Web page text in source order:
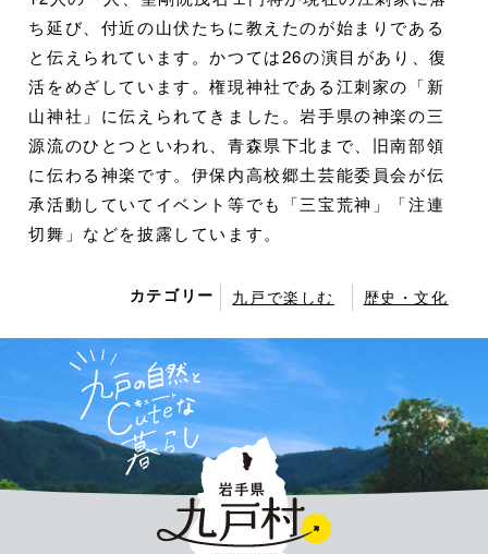
ち延び、付近の山伏たちに教えたのが始まりである
と伝えられています。かつては26の演目があり、復
活をめざしています。権現神社である江刺家の「新
山神社」に伝えられてきました。岩手県の神楽の三
源流のひとつといわれ、青森県下北まで、旧南部領
に伝わる神楽です。伊保内高校郷土芸能委員会が伝
承活動していてイベント等でも「三宝荒神」「注連
切舞」などを披露しています。
カテゴリー 九戸で楽しむ 歴史・文化